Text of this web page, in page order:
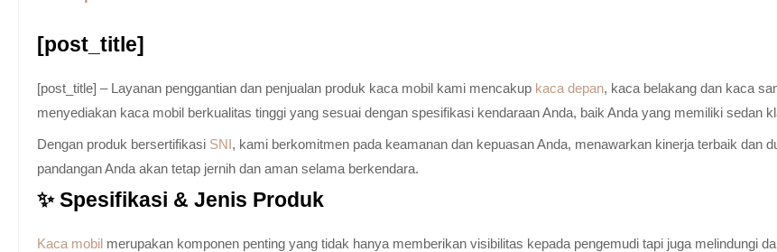
[post_title]
[post_title] – Layanan penggantian dan penjualan produk kaca mobil kami mencakup kaca depan, kaca belakang dan kaca
menyediakan kaca mobil berkualitas tinggi yang sesuai dengan spesifikasi kendaraan Anda, baik Anda yang memiliki sedan
Dengan produk bersertifikasi SNI, kami berkomitmen pada keamanan dan kepuasan Anda, menawarkan kinerja terbaik dan
pandangan Anda akan tetap jernih dan aman selama berkendara.
✨ Spesifikasi & Jenis Produk
Kaca mobilmerupakan komponen penting yang tidak hanya memberikan visibilitas kepada pengemudi tapi juga melindungi